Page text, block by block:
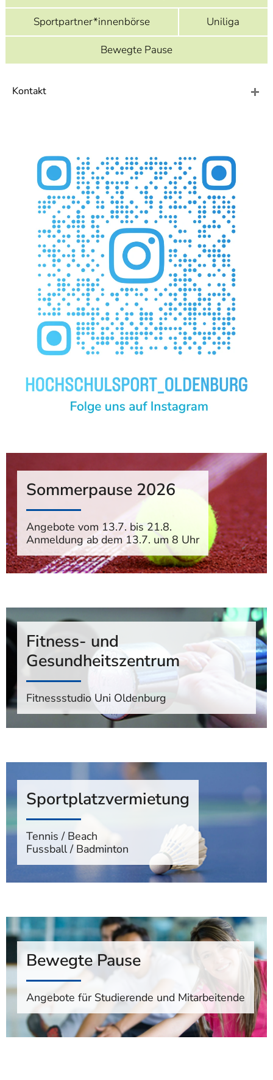
Informationen zur
Sportpartner*innenbörse
Uniliga
Bewegte Pause
Kontakt
Sommerpause 2026
Angebote vom 13.7. bis 21.8.
Anmeldung ab dem 13.7. um 8 Uhr
Fitness- und
Gesundheitszentrum
Fitnessstudio Uni Oldenburg
Sportplatzvermietung
Tennis / Beach
Fussball / Badminton
Bewegte Pause
Angebote für Studierende und Mitarbeitende